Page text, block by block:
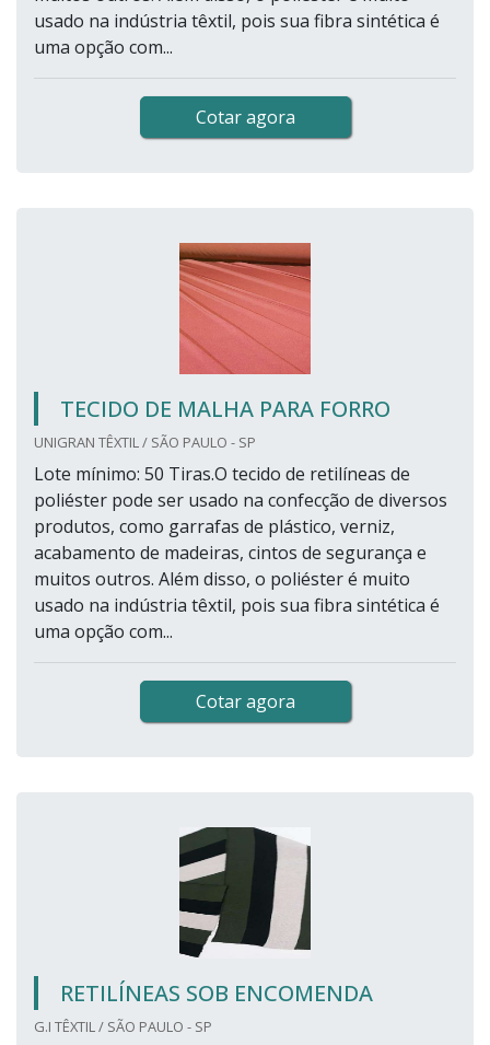
usado na indústria têxtil, pois sua fibra sintética é
uma opção com...
Cotar agora
TECIDO DE MALHA PARA FORRO
UNIGRAN TÊXTIL / SÃO PAULO - SP
Lote mínimo: 50 Tiras.O tecido de retilíneas de
poliéster pode ser usado na confecção de diversos
produtos, como garrafas de plástico, verniz,
acabamento de madeiras, cintos de segurança e
muitos outros. Além disso, o poliéster é muito
usado na indústria têxtil, pois sua fibra sintética é
uma opção com...
Cotar agora
RETILÍNEAS SOB ENCOMENDA
G.I TÊXTIL / SÃO PAULO - SP